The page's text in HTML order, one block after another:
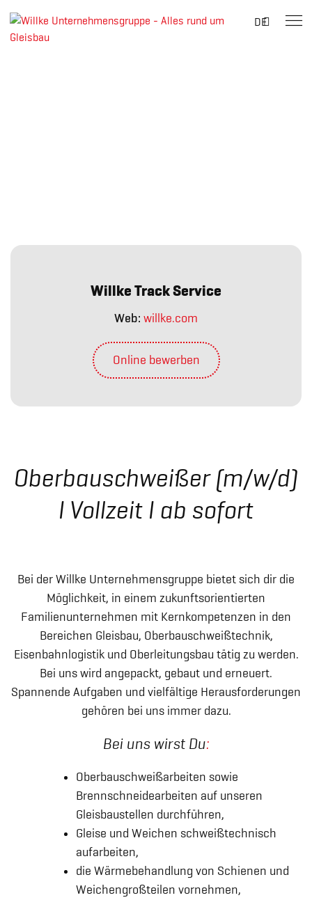
DE
Suche
W
illke Track
Service
Willke Track Service
Web: willke.com
Online bewerben
Oberbauschweißer (m/w/d)
I Vollzeit I ab sofort
Bei der Willke Unternehmensgruppe bietet sich dir die
Möglichkeit, in einem zukunftsorientierten
Familienunternehmen mit Kernkompetenzen in den
Bereichen Gleisbau, Oberbauschweißtechnik,
Eisenbahnlogistik und Oberleitungsbau tätig zu werden.
Bei uns wird angepackt, gebaut und erneuert.
Spannende Aufgaben und vielfältige Herausforderungen
gehören bei uns immer dazu.
Bei uns wirst Du:
Oberbauschweißarbeiten sowie
Brennschneidearbeiten auf unseren
Gleisbaustellen durchführen,
Gleise und Weichen schweißtechnisch
aufarbeiten,
die Wärmebehandlung von Schienen und
Weichengroßteilen vornehmen,